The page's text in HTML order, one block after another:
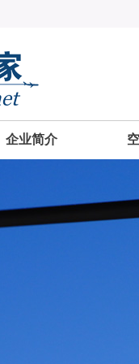
企业简介